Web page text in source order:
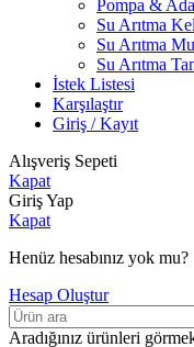
Pompa &
Su Arıtma
Su Arıtma
Su Arıtma
İstek Listesi
Karşılaştır
Giriş / Kayıt
Alışveriş Sepeti
Kapat
Giriş Yap
Kapat
Henüz hesabınız yok mu?
Hesap Oluştur
Aradığınız ürünleri